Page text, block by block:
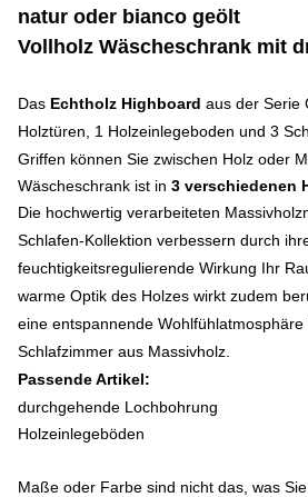
natur oder bianco geölt
Vollholz Wäscheschrank mit
Das Echtholz Highboard aus der Serie
Holztüren, 1 Holzeinlegeboden und 3
Griffen können Sie zwischen Holz oder
Wäscheschrank ist in 3 verschiedenen
Die hochwertig verarbeiteten
Schlafen‐Kollektion verbessern durch
feuchtigkeitsregulierende Wirkung Ihr
warme Optik des Holzes wirkt zudem
eine entspannende
Schlafzimmer aus Massivholz.
Passende Artikel:
durchgehende Lochbohrung
Holzeinlegeböden
Maße oder Farbe sind nicht das, was